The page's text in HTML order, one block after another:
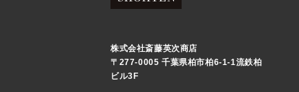
株式会社斎藤英次商店
〒277-0005 千葉県柏市柏6-1-1流鉄柏
ビル3F